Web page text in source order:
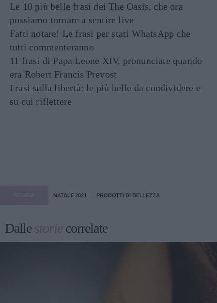
Le 10 più belle frasi dei The Oasis, che ora
possiamo tornare a sentire live
Fatti notare! Le frasi per stati WhatsApp che
tutti commenteranno
11 frasi di Papa Leone XIV, pronunciate quando
era Robert Francis Prevost
Frasi sulla libertà: le più belle da condividere e
su cui riflettere
NATALE 2021 PRODOTTI DI BELLEZZA
Dallestorie correlate